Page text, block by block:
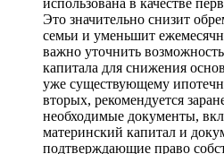
Это значительно снизит
семьи и уменьшит
важно уточнить
капитала для снижения
уже существующему
вторых, рекомендуется
необходимые документы,
материнский капитал и
подтверждающие право